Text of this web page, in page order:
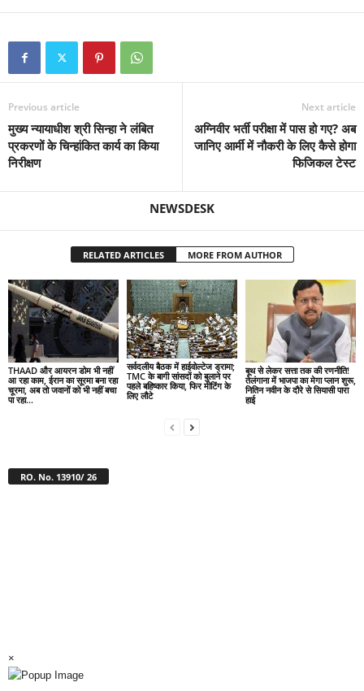
Previous article
मुख्य न्यायाधीश श्री सिन्हा ने लंबित
प्रकरणों के चिन्हांकित कार्य का किया
निरीक्षण
Next article
अग्निवीर भर्ती परीक्षा में पास हो गए? अब
जानिए आर्मी में नौकरी के लिए कैसे होगा
फिजिकल टेस्ट
NEWSDESK
RELATED ARTICLES MORE FROM AUTHOR
THAAD और आयरन डोम भी नहीं
आ रहा काम, ईरान का सूरमा बना रहा
चूरमा, अब तो जवानों को भी नहीं बचा
पा रहा...
सर्वदलीय बैठक में हाईवोल्टेज ड्रामा;
TMC के बागी सांसदों को बुलाने पर
पहले बहिष्कार किया, फिर मीटिंग के
लिए लौटे
बूथ से लेकर सत्ता तक की रणनीति!
तेलंगाना में भाजपा का मेगा प्लान शुरू,
नितिन नवीन के दौरे से सियासी पारा
हाई
RO. No. 13910/ 26
×